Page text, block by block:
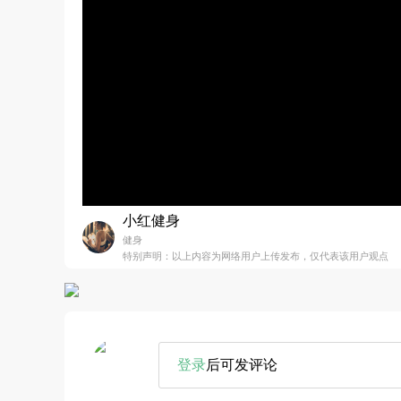
小红健身
健身
特别声明：以上内容为网络用户上传发布，仅代表该用户观点
登录后可发评论